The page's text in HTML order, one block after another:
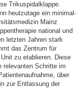
Trikuspidalklappe.
heutzutage ein minimal-
Mainz
national und
letzten Jahren stark
das Zentrum für
zu etablieren. Diese
relevanten Schritte im
über
zur Entlassung der